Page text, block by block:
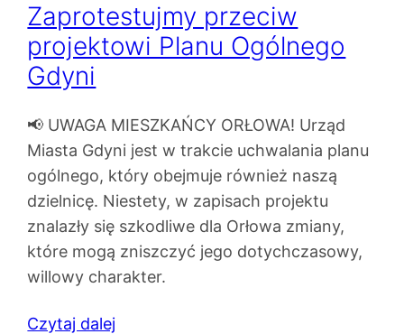
Zaprotestujmy przeciw
projektowi Planu Ogólnego
Gdyni
📢 UWAGA MIESZKAŃCY ORŁOWA! Urząd
Miasta Gdyni jest w trakcie uchwalania planu
ogólnego, który obejmuje również naszą
dzielnicę. Niestety, w zapisach projektu
znalazły się szkodliwe dla Orłowa zmiany,
które mogą zniszczyć jego dotychczasowy,
willowy charakter.
Czytaj dalej